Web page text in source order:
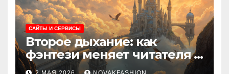
САЙТЫ И СЕРВИСЫ
Второе дыхание: как
фэнтези меняет читателя и
культуру